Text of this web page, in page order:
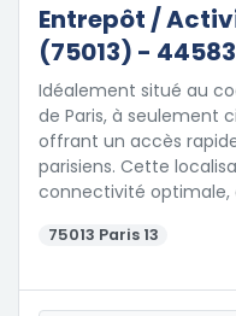
Entrepôt /
(75013) -
Idéalement situé au
de Paris, à seulement
offrant un accès
parisiens. Cette
connectivité optimale,
75013 Paris 13